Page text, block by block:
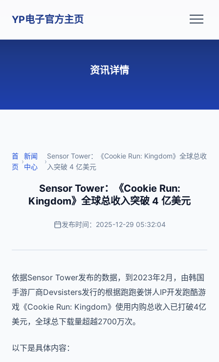
YP电子官方主页
资讯详情
首
页
›
新闻
中心
›
Sensor Tower：《Cookie Run: Kingdom》全球总收
入突破 4 亿美元
Sensor Tower：《Cookie Run:
Kingdom》全球总收入突破 4 亿美元
发布时间：2025-12-29 05:32:04
依据Sensor Tower发布的数据，到2023年2月，由韩国
手游厂商Devsisters发行的根据跑跑姜饼人IP开发跑酷游
戏《Cookie Run: Kingdom》使用内购总收入已打破4亿
美元，全球总下载量超越2700万次。
以下是具体内容：